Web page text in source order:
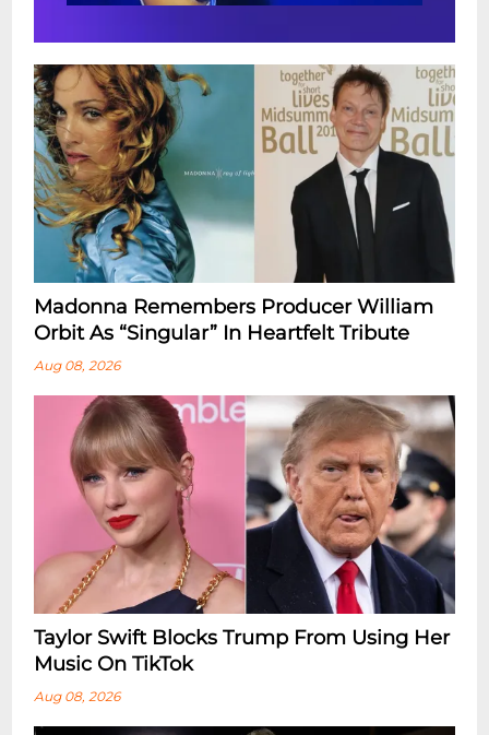
Madonna Remembers Producer William
Orbit As “Singular” In Heartfelt Tribute
Aug 08, 2026
Taylor Swift Blocks Trump From Using Her
Music On TikTok
Aug 08, 2026